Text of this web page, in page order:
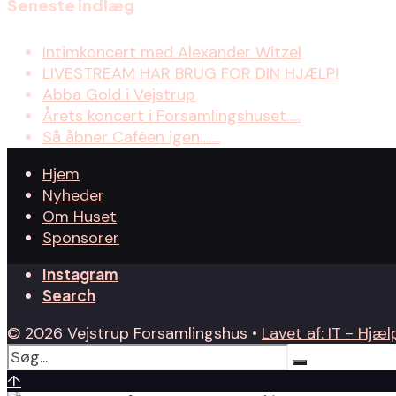
Seneste indlæg
Intimkoncert med Alexander Witzel
LIVESTREAM HAR BRUG FOR DIN HJÆLP!
Abba Gold i Vejstrup
Årets koncert i Forsamlingshuset…..
Så åbner Caféen igen…….
Hjem
Nyheder
Om Huset
Sponsorer
Instagram
Search
© 2026 Vejstrup Forsamlingshus • Lavet af: IT -
↑